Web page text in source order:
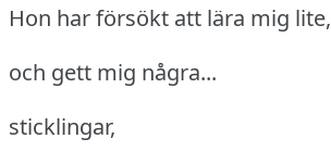
Hon har försökt att lära mig lite,
och gett mig några...
sticklingar,